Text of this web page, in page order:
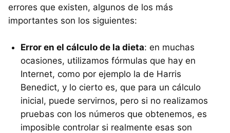
errores que existen, algunos de los más
importantes son los siguientes:
Error en el cálculo de la dieta: en muchas
ocasiones, utilizamos fórmulas que hay en
Internet, como por ejemplo la de Harris
Benedict, y lo cierto es, que para un cálculo
inicial, puede servirnos, pero si no realizamos
pruebas con los números que obtenemos, es
imposible controlar si realmente esas son